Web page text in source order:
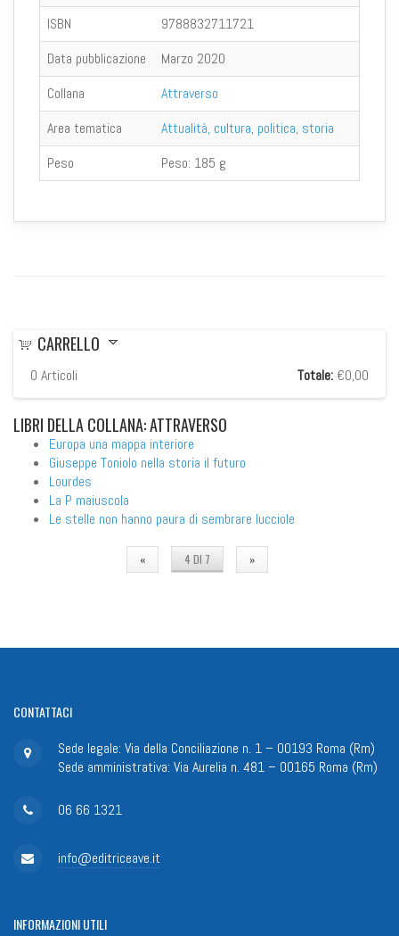
ISBN
9788832711721
Data pubblicazione
Marzo 2020
Collana
Attraverso
Area tematica
Attualità, cultura, politica, storia
Peso
Peso: 185 g
CARRELLO
0 Articoli Totale: €0,00
LIBRI DELLA COLLANA: ATTRAVERSO
Europa una mappa interiore
Giuseppe Toniolo nella storia il futuro
Lourdes
La P maiuscola
Le stelle non hanno paura di sembrare lucciole
« 4 DI 7 »
CONTATTACI
Sede legale: Via della Conciliazione n. 1 – 00193 Roma (Rm)
Sede amministrativa: Via Aurelia n. 481 – 00165 Roma (Rm)
06 66 1321
info@editriceave.it
INFORMAZIONIUTILI